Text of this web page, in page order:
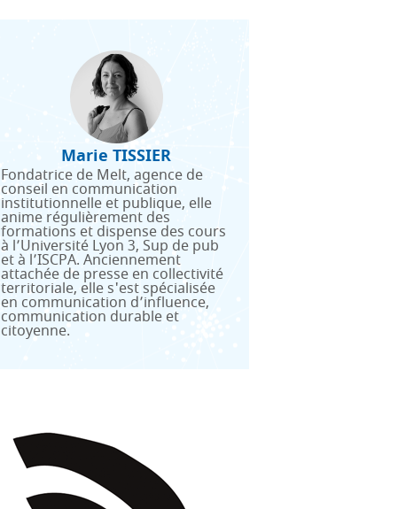
Marie TISSIER
Fondatrice de Melt, agence de
conseil en communication
institutionnelle et publique, elle
anime régulièrement des
formations et dispense des cours
à l’Université Lyon 3, Sup de pub
et à l’ISCPA. Anciennement
attachée de presse en collectivité
territoriale, elle s'est spécialisée
en communication d’influence,
communication durable et
citoyenne.